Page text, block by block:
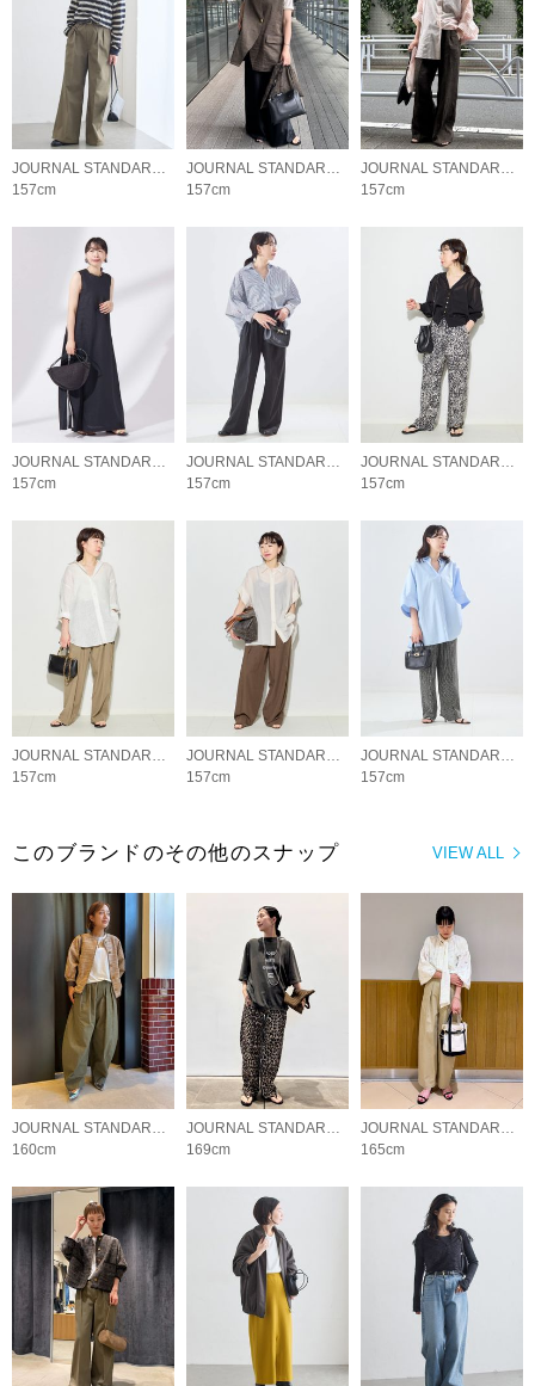
JOURNAL STANDARD L'ESSAGE
157cm
JOURNAL STANDARD L'ESSAGE
157cm
JOURNAL STANDARD L'ESSAGE
157cm
JOURNAL STANDARD L'ESSAGE
157cm
JOURNAL STANDARD L'ESSAGE
157cm
JOURNAL STANDARD L'ESSAGE
157cm
JOURNAL STANDARD L'ESSAGE
157cm
JOURNAL STANDARD L'ESSAGE
157cm
JOURNAL STANDARD L'ESSAGE
157cm
VIEW ALL
このブランドのその他のスナップ
JOURNAL STANDARD L'ESSAGE
160cm
JOURNAL STANDARD L'ESSAGE
169cm
JOURNAL STANDARD L'ESSAGE
165cm